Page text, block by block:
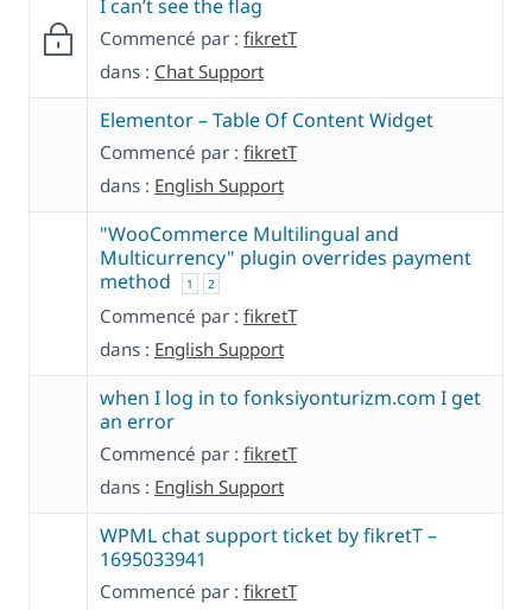
I can’t see the flag
Commencé par : fikretT
dans : Chat Support
Elementor – Table Of Content Widget
Commencé par : fikretT
dans : English Support
"WooCommerce Multilingual and
Multicurrency" plugin overrides payment
method
1 2
Commencé par : fikretT
dans : English Support
when I log in to fonksiyonturizm.com I get
an error
Commencé par : fikretT
dans : English Support
WPML chat support ticket by fikretT –
1695033941
Commencé par : fikretT